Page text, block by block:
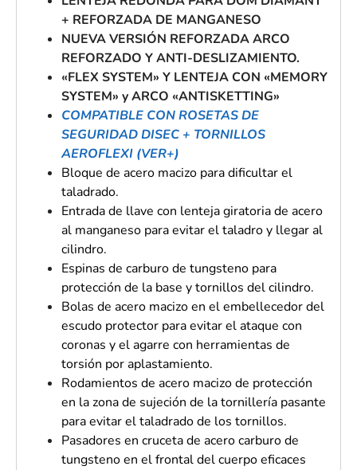
+ REFORZADA DE MANGANESO
NUEVA VERSIÓN REFORZADA ARCO
REFORZADO Y ANTI-DESLIZAMIENTO.
«FLEX SYSTEM» Y LENTEJA CON «MEMORY
SYSTEM» y ARCO «ANTISKETTING»
COMPATIBLE CON ROSETAS DE
SEGURIDAD DISEC + TORNILLOS
AEROFLEXI (VER+)
Bloque de acero macizo para dificultar el
taladrado.
Entrada de llave con lenteja giratoria de acero
al manganeso para evitar el taladro y llegar al
cilindro.
Espinas de carburo de tungsteno para
protección de la base y tornillos del cilindro.
Bolas de acero macizo en el embellecedor del
escudo protector para evitar el ataque con
coronas y el agarre con herramientas de
torsión por aplastamiento.
Rodamientos de acero macizo de protección
en la zona de sujeción de la tornillería pasante
para evitar el taladrado de los tornillos.
Pasadores en cruceta de acero carburo de
tungsteno en el frontal del cuerpo eficaces